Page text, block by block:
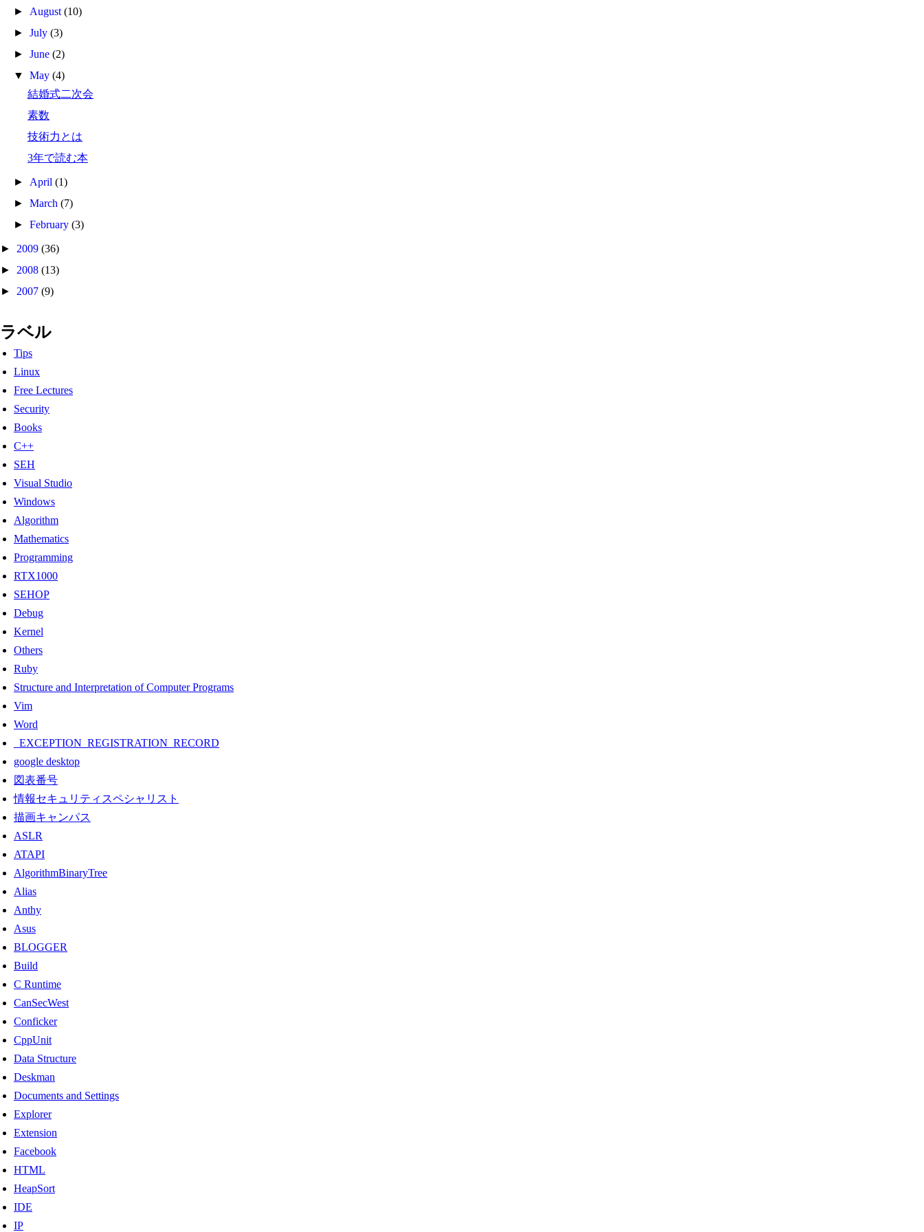
► August (10)
►July (3)
►June (2)
▼
May (4)
結婚式二次会
素数
技術力とは
3年で読む本
► April (1)
►March (7)
►February (3)
► 2009 (36)
► 2008 (13)
► 2007 (9)
ラベル
Tips
Linux
Free Lectures
Security
Books
C++
SEH
Visual Studio
Windows
Algorithm
Mathematics
Programming
RTX1000
SEHOP
Debug
Kernel
Others
Ruby
Structure and Interpretation of Computer Programs
Vim
Word
_EXCEPTION_REGISTRATION_RECORD
google desktop
図表番号
情報セキュリティスペシャリスト
描画キャンパス
ASLR
ATAPI
AlgorithmBinaryTree
Alias
Anthy
Asus
BLOGGER
Build
C Runtime
CanSecWest
Conficker
CppUnit
Data Structure
Deskman
Documents and Settings
Explorer
Extension
Facebook
HTML
HeapSort
IDE
IP